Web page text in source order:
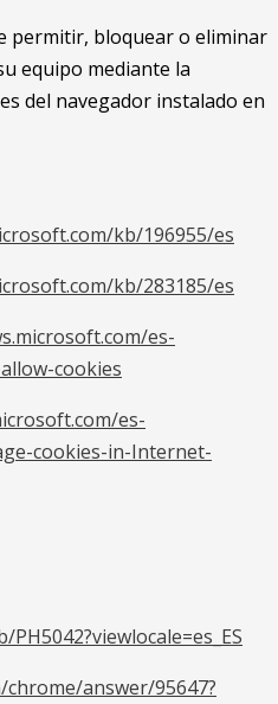
permitir, bloquear o eliminar
equipo mediante la
del navegador instalado en
kb/196955/es
kb/283185/es
es-
cookies
es-
cookies-in-Internet-
answer/95647?